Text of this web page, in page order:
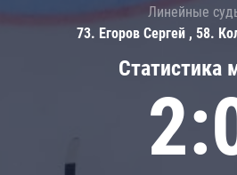
Статистика
Линейные
73. Егоров Сергей , 58.